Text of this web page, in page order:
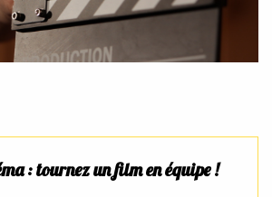
: tournez un film en équipe !